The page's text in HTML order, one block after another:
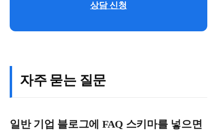
상담 신청
자주 묻는 질문
일반 기업 블로그에 FAQ 스키마를 넣으면